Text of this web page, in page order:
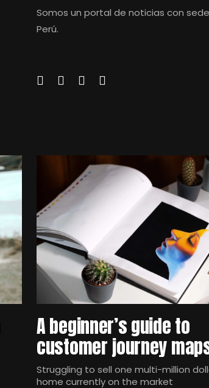
Somos un portal de noticias con
Perú.
A beginner’s guide to
customer journey
Struggling to sell one multi-million
home currently on the market